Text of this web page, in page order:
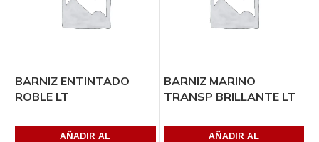
BARNIZ ENTINTADO
ROBLE LT
AÑADIR AL
BARNIZ MARINO
TRANSP BRILLANTE LT
AÑADIR AL